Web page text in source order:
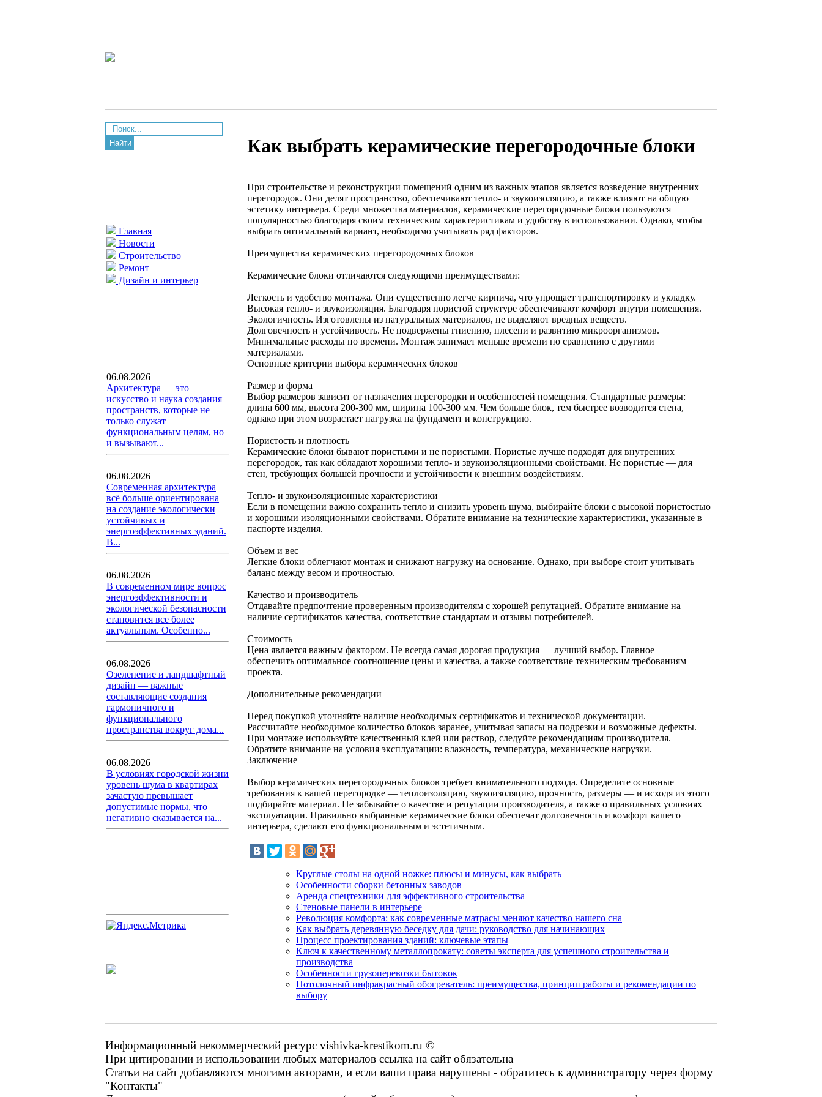
Найти
Главная
Новости
Строительство
Ремонт
Дизайн и интерьер
06.08.2026
Архитектура — это
искусство и наука создания
пространств, которые не
только служат
функциональным целям, но
и вызывают...
06.08.2026
Современная архитектура
всё больше ориентирована
на создание экологически
устойчивых и
энергоэффективных зданий.
В...
06.08.2026
В современном мире вопрос
энергоэффективности и
экологической безопасности
становится все более
актуальным. Особенно...
06.08.2026
Озеленение и ландшафтный
дизайн — важные
составляющие создания
гармоничного и
функционального
пространства вокруг дома...
06.08.2026
В условиях городской жизни
уровень шума в квартирах
зачастую превышает
допустимые нормы, что
негативно сказывается на...
Как выбрать керамические перегородочные блоки
При строительстве и реконструкции помещений одним из важных этапов является возведение внутренних
перегородок. Они делят пространство, обеспечивают тепло- и звукоизоляцию, а также влияют на общую
эстетику интерьера. Среди множества материалов, керамические перегородочные блоки пользуются
популярностью благодаря своим техническим характеристикам и удобству в использовании. Однако, чтобы
выбрать оптимальный вариант, необходимо учитывать ряд факторов.
Преимущества керамических перегородочных блоков
Керамические блоки отличаются следующими преимуществами:
Легкость и удобство монтажа. Они существенно легче кирпича, что упрощает транспортировку и укладку.
Высокая тепло- и звукоизоляция. Благодаря пористой структуре обеспечивают комфорт внутри помещения.
Экологичность. Изготовлены из натуральных материалов, не выделяют вредных веществ.
Долговечность и устойчивость. Не подвержены гниению, плесени и развитию микроорганизмов.
Минимальные расходы по времени. Монтаж занимает меньше времени по сравнению с другими
материалами.
Основные критерии выбора керамических блоков
Размер и форма
Выбор размеров зависит от назначения перегородки и особенностей помещения. Стандартные размеры:
длина 600 мм, высота 200-300 мм, ширина 100-300 мм. Чем больше блок, тем быстрее возводится стена,
однако при этом возрастает нагрузка на фундамент и конструкцию.
Пористость и плотность
Керамические блоки бывают пористыми и не пористыми. Пористые лучше подходят для внутренних
перегородок, так как обладают хорошими тепло- и звукоизоляционными свойствами. Не пористые — для
стен, требующих большей прочности и устойчивости к внешним воздействиям.
Тепло- и звукоизоляционные характеристики
Если в помещении важно сохранить тепло и снизить уровень шума, выбирайте блоки с высокой пористостью
и хорошими изоляционными свойствами. Обратите внимание на технические характеристики, указанные в
паспорте изделия.
Объем и вес
Легкие блоки облегчают монтаж и снижают нагрузку на основание. Однако, при выборе стоит учитывать
баланс между весом и прочностью.
Качество и производитель
Отдавайте предпочтение проверенным производителям с хорошей репутацией. Обратите внимание на
наличие сертификатов качества, соответствие стандартам и отзывы потребителей.
Стоимость
Цена является важным фактором. Не всегда самая дорогая продукция — лучший выбор. Главное —
обеспечить оптимальное соотношение цены и качества, а также соответствие техническим требованиям
проекта.
Дополнительные рекомендации
Перед покупкой уточняйте наличие необходимых сертификатов и технической документации.
Рассчитайте необходимое количество блоков заранее, учитывая запасы на подрезки и возможные дефекты.
При монтаже используйте качественный клей или раствор, следуйте рекомендациям производителя.
Обратите внимание на условия эксплуатации: влажность, температура, механические нагрузки.
Заключение
Выбор керамических перегородочных блоков требует внимательного подхода. Определите основные
требования к вашей перегородке — теплоизоляцию, звукоизоляцию, прочность, размеры — и исходя из этого
подбирайте материал. Не забывайте о качестве и репутации производителя, а также о правильных условиях
эксплуатации. Правильно выбранные керамические блоки обеспечат долговечность и комфорт вашего
интерьера, сделают его функциональным и эстетичным.
Круглые столы на одной ножке: плюсы и минусы, как выбрать
Особенности сборки бетонных заводов
Аренда спецтехники для эффективного строительства
Стеновые панели в интерьере
Революция комфорта: как современные матрасы меняют качество нашего сна
Как выбрать деревянную беседку для дачи: руководство для начинающих
Процесс проектирования зданий: ключевые этапы
Ключ к качественному металлопрокату: советы эксперта для успешного строительства и
производства
Особенности грузоперевозки бытовок
Потолочный инфракрасный обогреватель: преимущества, принцип работы и рекомендации по
выбору
Информационный некоммерческий ресурс vishivka-krestikom.ru ©
При цитировании и использовании любых материалов ссылка на сайт обязательна
Статьи на сайт добавляются многими авторами, и если ваши права нарушены - обратитесь к администратору через форму
"Контакты"